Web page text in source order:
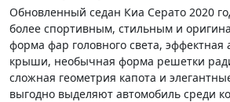
Обновленный седан Киа Серато 2020
более спортивным, стильным и
форма фар головного света, эффектная
крыши, необычная форма решетки
сложная геометрия капота и
выгодно выделяют автомобиль среди